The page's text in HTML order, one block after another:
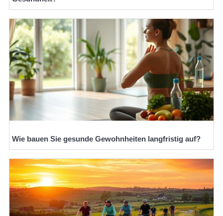
Wie bauen Sie gesunde Gewohnheiten langfristig auf?